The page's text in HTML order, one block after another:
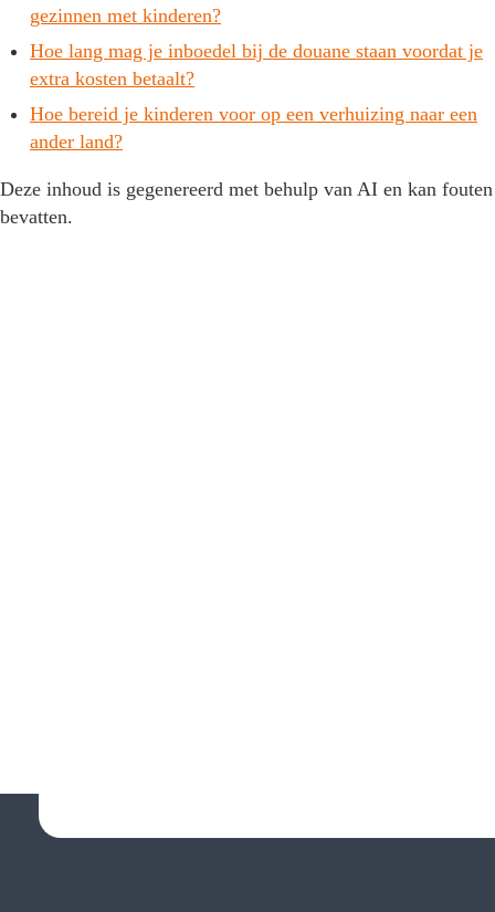
gezinnen met kinderen?
Hoe lang mag je inboedel bij de douane staan voordat je
extra kosten betaalt?
Hoe bereid je kinderen voor op een verhuizing naar een
ander land?
Deze inhoud is gegenereerd met behulp van AI en kan fouten
bevatten.